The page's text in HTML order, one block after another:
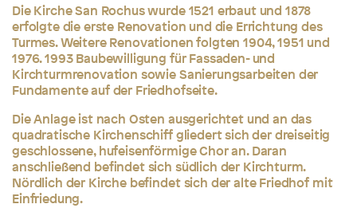
Die Kirche San Rochus wurde 1521 erbaut und 1878
erfolgte die erste Renovation und die Errichtung des
Turmes. Weitere Renovationen folgten 1904, 1951 und
1976. 1993 Baubewilligung für Fassaden- und
Kirchturmrenovation sowie Sanierungsarbeiten der
Fundamente auf der Friedhofseite.
Die Anlage ist nach Osten ausgerichtet und an das
quadratische Kirchenschiff gliedert sich der dreiseitig
geschlossene, hufeisenförmige Chor an. Daran
anschließend befindet sich südlich der Kirchturm.
Nördlich der Kirche befindet sich der alte Friedhof mit
Einfriedung.